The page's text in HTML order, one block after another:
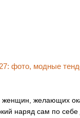
желающих
наряд сам по